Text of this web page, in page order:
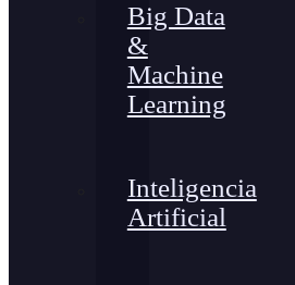
Big Data
&
Machine
Learning
Inteligencia
Artificial